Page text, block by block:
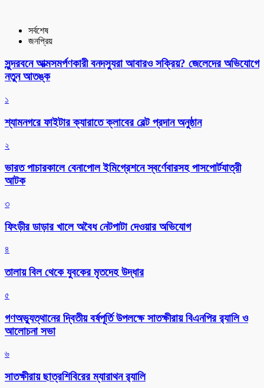
সর্বশেষ
জনপ্রিয়
সুন্দরবনে আত্মসমর্পণকারী বনদস্যুরা আবারও সক্রিয়? জেলেদের অভিযোগে
নতুন আতঙ্ক
১
শ্যামনগরে ফাইটার ক্যারাতে ক্লাবের বেল্ট প্রদান অনুষ্ঠান
২
ভারত পাচারকালে বেনাপোল ইমিগ্রেশনে স্বর্ণেবারসহ পাসপোর্টযাত্রী
আটক
৩
ফিংড়ীর ডাড়ার খালে অবৈধ নেটপাটা দেওয়ার অভিযোগ
৪
তালায় বিল থেকে যুবকের মৃতদেহ উদ্ধার
৫
গণঅভ্যুত্থানের দ্বিতীয় বর্ষপূর্তি উপলক্ষে সাতক্ষীরায় বিএনপির র‌্যালি ও
আলোচনা সভা
৬
সাতক্ষীরায় ছাত্রশিবিরের ম্যারাথন র‌্যালি